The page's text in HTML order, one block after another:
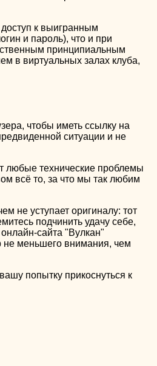
к выигранным
и пароль), что и при
принципиальным
в виртуальных залах клуба,
чтобы иметь ссылку на
ситуации и не
любые технические проблемы
всё то, за что мы так любим
не уступает оригиналу: тот
подчинить удачу себе,
сайта "Вулкан"
не меньшего внимания, чем
попытку прикоснуться к